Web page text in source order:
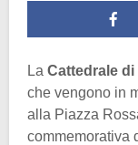
La Cattedrale
che vengono in
alla Piazza
commemorativa